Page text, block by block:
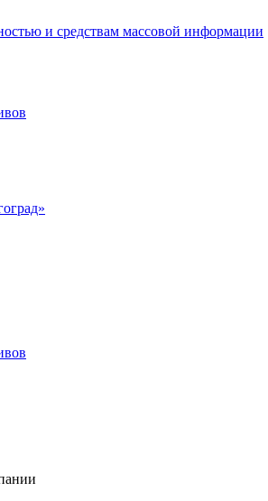
и средствам массовой информации